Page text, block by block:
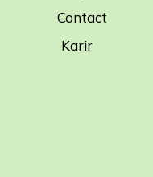
Contact
Karir